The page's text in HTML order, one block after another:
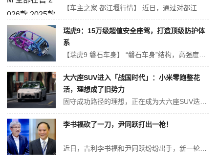
瑞虎9：15万级超值安全座驾，打造顶级防护体
系
【瑞虎9 磐石车身】 “磐石车身”结构，高强度钢占比高达85% 瑞虎9的高强度钢比例已超越了许多合资品牌中型SUV。它不仅能在碰撞中有效吸能，还能保持车身结构完整，为乘员提供最大的生存空间。即便在复杂路况或意外事故中，瑞虎9也能提供“硬核防护”。 在被动安全配置方面，瑞虎9同样表现出色。整车配备了前...
大六座SUV进入「战国时代」：小米零跑整花
活，理想成了旧势力
李书福砍了一刀，尹同跃打出一枪！
近日，吉利李书福和尹同跃纷纷出手，新一轮大战甚嚣尘上。 1. 李书福砍了一刀 随着多胎政策的逐渐开放，以及消费升级大潮涌起，大型SUV和MPV市场成了一个蓝海市场。 相较于MPV车型，大六座SUV兼具通过性与多功能性，吸引了更多车企杀进这一赛道。 以前，大六座SUV是合资车的天下，自主品牌无法抢占...